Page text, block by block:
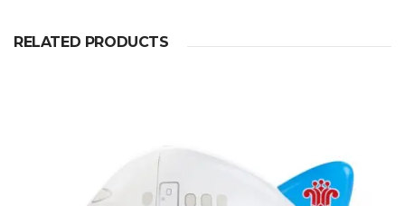
RELATED PRODUCTS